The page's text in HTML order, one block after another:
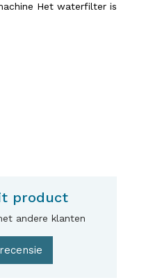
Het waterfilter is
product
andere klanten